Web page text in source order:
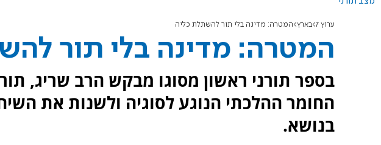
ערוץ 7 בארץ המטרה: מדינה בלי תור להשתלת כליה
המטרה: מדינה בלי תור
בספר תורני ראשון מסוגו מבקש הרב שריג,
החומר ההלכתי הנוגע לסוגיה ולשנות את
בנושא.